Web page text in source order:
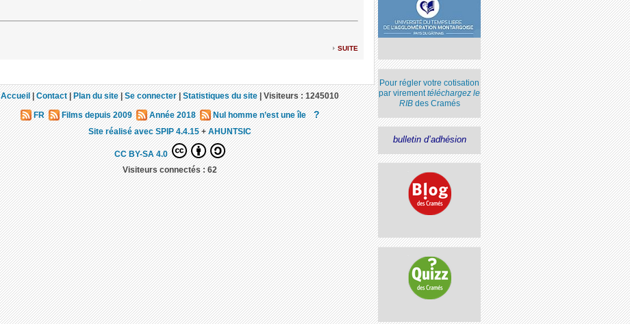
suite
Pour régler votre cotisation
par virementtéléchargez le
RIBdes Cramés
bulletin d’adhésion
Accueil|Contact|Plan du site|Se connecter|Statistiques du site|Visiteurs :1245010
FR Films depuis 2009 Année 2018 Nul homme n’est une île ?
Site réalisé avec SPIP 4.4.15+AHUNTSIC
CC BY-SA 4.0
Visiteurs connectés :62